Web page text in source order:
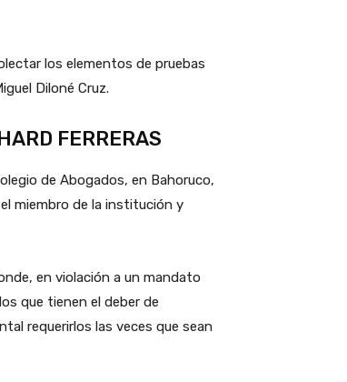
los elementos de pruebas
Diloné Cruz.
FERRERAS
de Abogados, en Bahoruco,
miembro de la institución y
en violación a un mandato
que tienen el deber de
requerirlos las veces que sean